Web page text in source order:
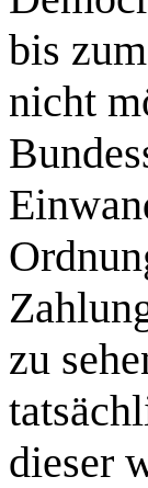
bis
nicht
zu
dieser